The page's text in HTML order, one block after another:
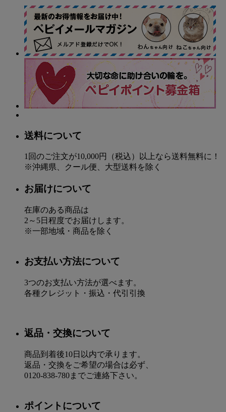
送料について
1回のご注文が10,000円（税込）以上なら送料無料に！
※沖縄県、クール便、大型送料を除く
お届けについて
在庫のある商品は
2～5日程度でお届けします。
※一部地域・商品を除く
お支払い方法について
3つのお支払い方法が選べます。
各種クレジット・振込・代引引換
返品・交換について
商品到着後10日以内で承ります。
返品・交換をご希望の場合は必ず、
0120-838-780までご連絡下さい。
ポイントについて